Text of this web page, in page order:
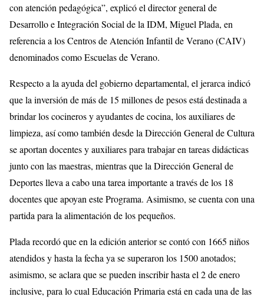
con atención pedagógica”, explicó el director general de
Desarrollo e Integración Social de la IDM, Miguel Plada, en
referencia a los Centros de Atención Infantil de Verano (CAIV)
denominados como Escuelas de Verano.
Respecto a la ayuda del gobierno departamental, el jerarca indicó
que la inversión de más de 15 millones de pesos está destinada a
brindar los cocineros y ayudantes de cocina, los auxiliares de
limpieza, así como también desde la Dirección General de Cultura
se aportan docentes y auxiliares para trabajar en tareas didácticas
junto con las maestras, mientras que la Dirección General de
Deportes lleva a cabo una tarea importante a través de los 18
docentes que apoyan este Programa. Asimismo, se cuenta con una
partida para la alimentación de los pequeños.
Plada recordó que en la edición anterior se contó con 1665 niños
atendidos y hasta la fecha ya se superaron los 1500 anotados;
asimismo, se aclara que se pueden inscribir hasta el 2 de enero
inclusive, para lo cual Educación Primaria está en cada una de las